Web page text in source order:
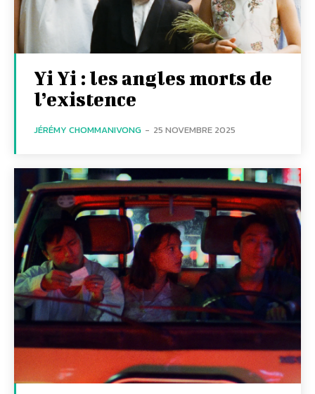
Yi Yi : les angles morts de
l’existence
JÉRÉMY CHOMMANIVONG - 25 NOVEMBRE 2025